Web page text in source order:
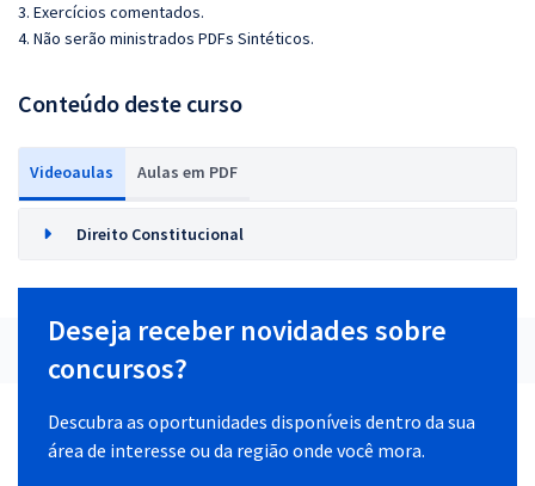
3. Exercícios comentados.
4. Não serão ministrados PDFs Sintéticos.
Conteúdo deste curso
Videoaulas Aulas em PDF
Direito Constitucional
Deseja receber novidades sobre
concursos?
Descubra as oportunidades disponíveis dentro da sua
área de interesse ou da região onde você mora.